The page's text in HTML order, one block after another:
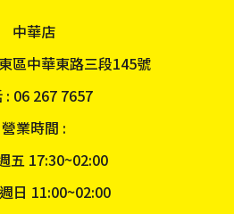
中華店
區中華東路三段145號
: 06 267 7657
營業時間 :
五 17:30~02:00
日 11:00~02:00